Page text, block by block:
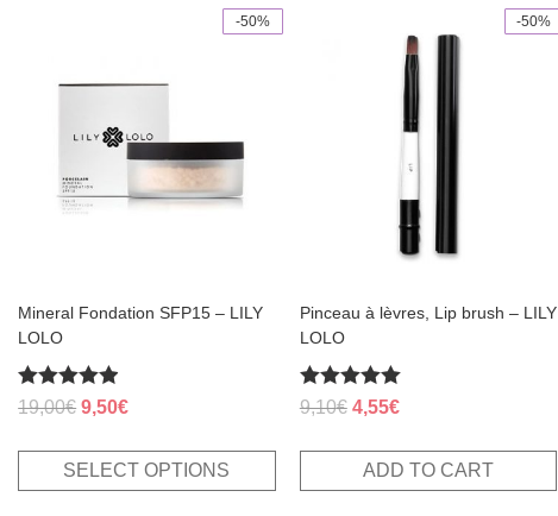
-50%
Mineral Fondation SFP15 – LILY
LOLO
Rated
4.83
19,00€ Original
was:
19,00€.
9,50€Current
is:
9,50€.
SELECT OPTIONS
multiple
chosen
page
-50%
Pinceau à lèvres, Lip brush – LILY
LOLO
Rated
5.00
9,10€ Original
was:
9,10€.
4,55€Current
is:
4,55€.
ADD TO CART